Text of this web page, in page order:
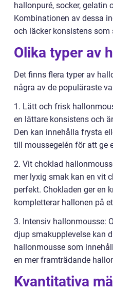
hallonpuré, socker, gelatin
Kombinationen av dessa
och läcker konsistens som
Olika typer av
Det finns flera typer av
några av de populäraste
1. Lätt och frisk
en lättare konsistens och
Den kan innehålla frysta
till moussegelén för att ge
2. Vit choklad
mer lyxig smak kan en vit
perfekt. Chokladen ger en
kompletterar hallonen på
3. Intensiv hallonmousse:
djup smakupplevelse kan
hallonmousse som
en mer framträdande
Kvantitativa